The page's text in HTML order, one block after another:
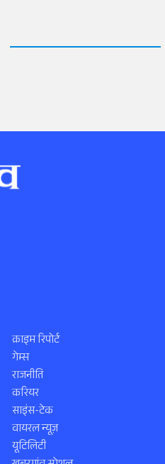
क्राइम रिपोर्ट
गेम्स
राजनीति
करियर
साइंस-टेक
वायरल न्यूज़
यूटिलिटी